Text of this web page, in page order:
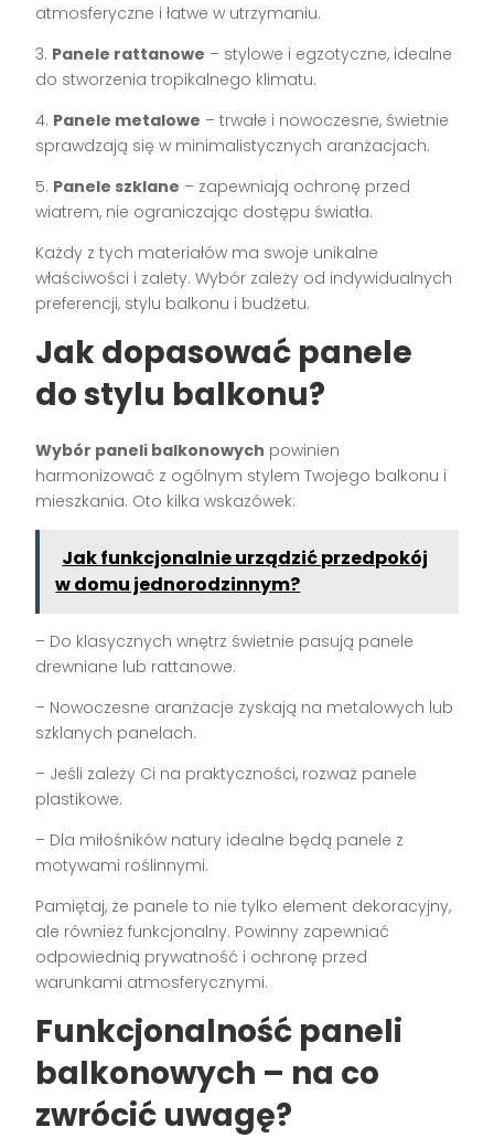
atmosferyczne i łatwe w utrzymaniu.
3. Panele rattanowe – stylowe i egzotyczne, idealne
do stworzenia tropikalnego klimatu.
4. Panele metalowe – trwałe i nowoczesne, świetnie
sprawdzają się w minimalistycznych aranżacjach.
5. Panele szklane – zapewniają ochronę przed
wiatrem, nie ograniczając dostępu światła.
Każdy z tych materiałów ma swoje unikalne
właściwości i zalety. Wybór zależy od indywidualnych
preferencji, stylu balkonu i budżetu.
Jak dopasować panele
do stylu balkonu?
Wybór paneli balkonowych powinien
harmonizować z ogólnym stylem Twojego balkonu i
mieszkania. Oto kilka wskazówek:
Jak funkcjonalnie urządzić przedpokój
w domu jednorodzinnym?
– Do klasycznych wnętrz świetnie pasują panele
drewniane lub rattanowe.
– Nowoczesne aranżacje zyskają na metalowych lub
szklanych panelach.
– Jeśli zależy Ci na praktyczności, rozważ panele
plastikowe.
– Dla miłośników natury idealne będą panele z
motywami roślinnymi.
Pamiętaj, że panele to nie tylko element dekoracyjny,
ale również funkcjonalny. Powinny zapewniać
odpowiednią prywatność i ochronę przed
warunkami atmosferycznymi.
Funkcjonalność paneli
balkonowych – na co
zwrócić uwagę?